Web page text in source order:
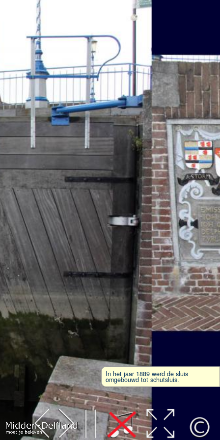
Leaflet| Map data ©OpenStreetMap
contributors,CC-BY-SA, Imagery © Mapbox
In het jaar 1889 werd de sluis
omgebouwd tot schutsluis.